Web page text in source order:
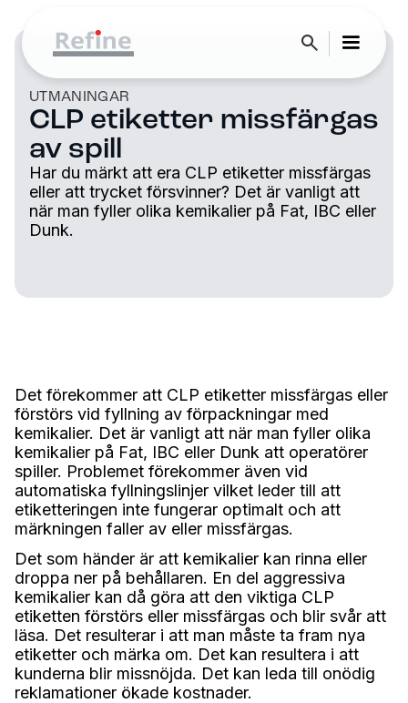
UTMANINGAR
CLP etiketter missfärgas
av spill
Har du märkt att era CLP etiketter missfärgas
eller att trycket försvinner? Det är vanligt att
när man fyller olika kemikalier på Fat, IBC eller
Dunk.
Det förekommer att CLP etiketter missfärgas eller
förstörs vid fyllning av förpackningar med
kemikalier. Det är vanligt att när man fyller olika
kemikalier på Fat, IBC eller Dunk att operatörer
spiller. Problemet förekommer även vid
automatiska fyllningslinjer vilket leder till att
etiketteringen inte fungerar optimalt och att
märkningen faller av eller missfärgas.
Det som händer är att kemikalier kan rinna eller
droppa ner på behållaren. En del aggressiva
kemikalier kan då göra att den viktiga CLP
etiketten förstörs eller missfärgas och blir svår att
läsa. Det resulterar i att man måste ta fram nya
etiketter och märka om. Det kan resultera i att
kunderna blir missnöjda. Det kan leda till onödig
reklamationer ökade kostnader.